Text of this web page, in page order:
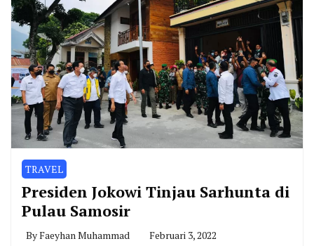
TRAVEL
Presiden Jokowi Tinjau Sarhunta di
Pulau Samosir
ByFaeyhan Muhammad Februari 3, 2022